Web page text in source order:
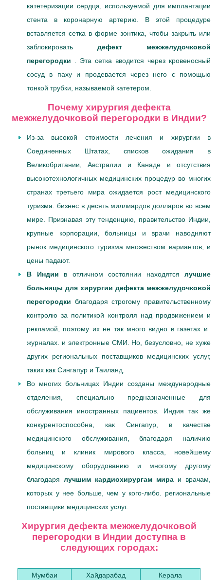
катетеризации сердца, используемой для имплантации
стента в коронарную артерию. В этой процедуре
вставляется сетка в форме зонтика, чтобы закрыть или
заблокировать дефект межжелудочковой
перегородки
. Эта сетка вводится через кровеносный
сосуд в паху и продевается через него с помощью
тонкой трубки, называемой катетером.
Почему хирургия дефекта
межжелудочковой перегородки в Индии?
Из-за высокой стоимости лечения и хирургии в
Соединенных Штатах, списков ожидания в
Великобритании, Австралии и Канаде и отсутствия
высокотехнологичных медицинских процедур во многих
странах третьего мира ожидается рост медицинского
туризма. бизнес в десять миллиардов долларов во всем
мире. Признавая эту тенденцию, правительство Индии,
крупные корпорации, больницы и врачи наводняют
рынок медицинского туризма множеством вариантов, и
цены падают.
В Индии в отличном состоянии находятся лучшие
больницы для хирургии дефекта межжелудочковой
перегородки благодаря строгому правительственному
контролю за политикой контроля над продвижением и
рекламой, поэтому их не так много видно в газетах и ​​
журналах. и электронные СМИ. Но, безусловно, не хуже
других региональных поставщиков медицинских услуг,
таких как Сингапур и Таиланд.
Во многих больницах Индии созданы международные
отделения, специально предназначенные для
обслуживания иностранных пациентов. Индия так же
конкурентоспособна, как Сингапур, в качестве
медицинского обслуживания, благодаря наличию
больниц и клиник мирового класса, новейшему
медицинскому оборудованию и многому другому
благодаря лучшим кардиохирургам мира и врачам,
которых у нее больше, чем у кого-либо. региональные
поставщики медицинских услуг.
Хирургия дефекта межжелудочковой
перегородки в Индии доступна в
следующих городах:
Мумбаи Хайдарабад
Керала